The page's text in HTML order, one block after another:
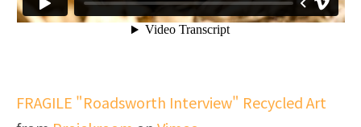
FRAGILE "Roadsworth Interview" Recycled Art